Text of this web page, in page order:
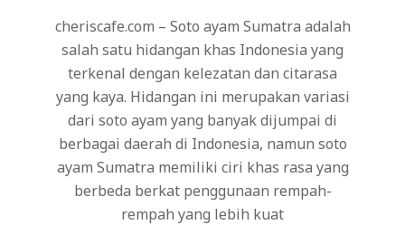
cheriscafe.com – Soto ayam Sumatra adalah
salah satu hidangan khas Indonesia yang
terkenal dengan kelezatan dan citarasa
yang kaya. Hidangan ini merupakan variasi
dari soto ayam yang banyak dijumpai di
berbagai daerah di Indonesia, namun soto
ayam Sumatra memiliki ciri khas rasa yang
berbeda berkat penggunaan rempah-
rempah yang lebih kuat